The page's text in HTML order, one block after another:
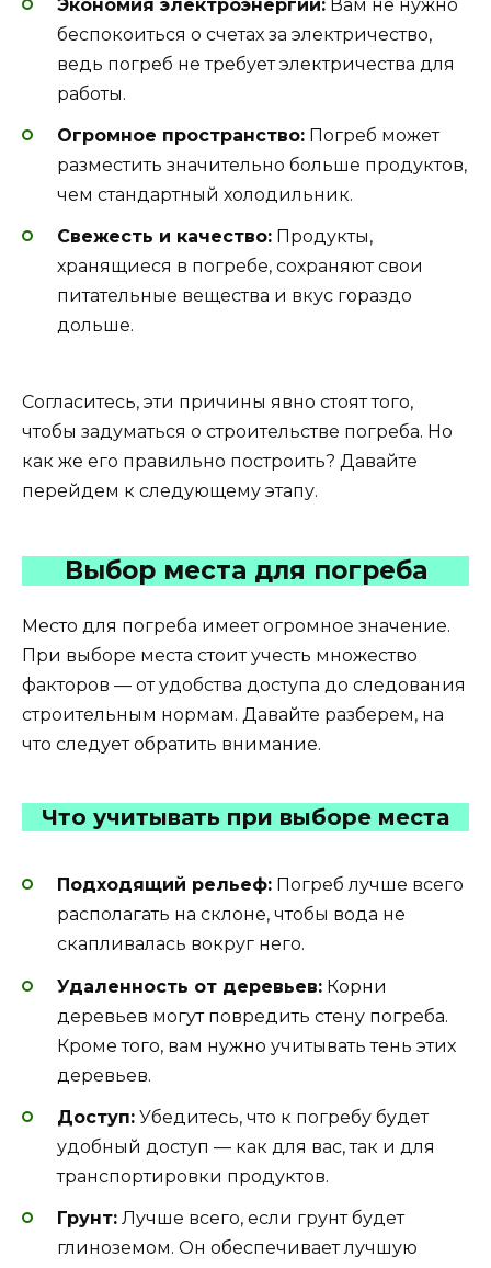
Экономия электроэнергии: Вам не нужно
беспокоиться о счетах за электричество,
ведь погреб не требует электричества для
работы.
Огромное пространство: Погреб может
разместить значительно больше продуктов,
чем стандартный холодильник.
Свежесть и качество: Продукты,
хранящиеся в погребе, сохраняют свои
питательные вещества и вкус гораздо
дольше.
Согласитесь, эти причины явно стоят того,
чтобы задуматься о строительстве погреба. Но
как же его правильно построить? Давайте
перейдем к следующему этапу.
Выбор места для погреба
Место для погреба имеет огромное значение.
При выборе места стоит учесть множество
факторов — от удобства доступа до следования
строительным нормам. Давайте разберем, на
что следует обратить внимание.
Что учитывать при выборе места
Подходящий рельеф: Погреб лучше всего
располагать на склоне, чтобы вода не
скапливалась вокруг него.
Удаленность от деревьев: Корни
деревьев могут повредить стену погреба.
Кроме того, вам нужно учитывать тень этих
деревьев.
Доступ: Убедитесь, что к погребу будет
удобный доступ — как для вас, так и для
транспортировки продуктов.
Грунт: Лучше всего, если грунт будет
глиноземом. Он обеспечивает лучшую